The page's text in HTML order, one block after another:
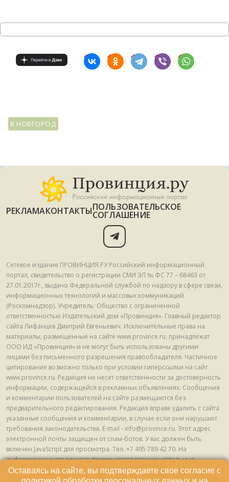
В.НОВГОРОД
РЕКЛАМАКОНТАКТЫПОЛЬЗОВАТЕЛЬСКОЕ
СОГЛАШЕНИЕ
Сетевое издание ПРОВИНЦИЯ.РУ Российский информационный
портал, свидетельство о регистрации СМИ ЭЛ № ФС 77 – 68463 от
27.01.2017г., выдано Федеральной службой по надзору в сфере связи,
информационных технологий и массовых коммуникаций
(Роскомнадзор). Учредитель: Общество с ограниченной
ответственностью Издательский дом «Провинция». Главный редактор
сайта Лифанцев Дмитрий Евгеньевич. Исключительные права на
материалы, размещенные на сайте www.province.ru, принадлежат
ООО ИД «Провинция» и не могут быть использованы другими
лицами без письменного разрешения правообладателя. Частичное
цитирование возможно только при условии гиперссылки на сайт
www.province.ru. Редакция не несет ответственности за достоверность
информации, содержащейся в рекламных объявлениях. Сообщения
и комментарии пользователей на сайте размещаются без
предварительного редактирования. Редакция вправе удалить с сайта
указанные сообщения и комментарии, в случае если они нарушают
требования законодательства. E-mail - info@province.ru. Этот адрес
электронной почты защищен от спам-ботов. У вас должен быть
включен JavaScript для просмотра. Tел. +7 495 789 42 70. На
информационном ресурсе применяются рекомендательные
технологии (информационные технологии предоставления
информации на основе сбора, систематизации и анализа сведений,
Оставаясь на сайте, вы подтверждаете свое согласие с